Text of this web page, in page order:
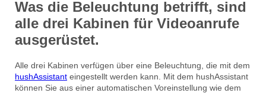
Was die Beleuchtung betrifft, sind
alle drei Kabinen für Videoanrufe
ausgerüstet.
Alle drei Kabinen verfügen über eine Beleuchtung, die mit dem
hushAssistant eingestellt werden kann. Mit dem hushAssistant
können Sie aus einer automatischen Voreinstellung wie dem